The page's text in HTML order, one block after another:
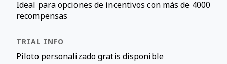
Ideal para opciones de incentivos con más de 4000
recompensas
Piloto personalizado gratis disponible